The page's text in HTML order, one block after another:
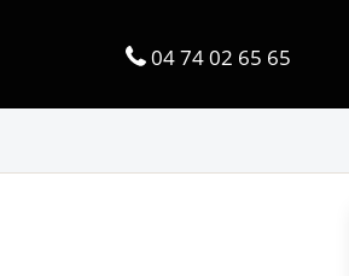
04 74 02 65 65